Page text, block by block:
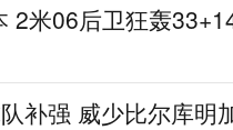
2米06后卫狂轰
补强 威少比尔库明